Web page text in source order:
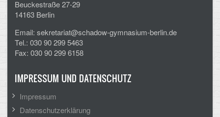
Beuckestraße 27-29
14163 Berlin
Email: sekretariat@schadow-gymnasium-berlin.de
Tel.: 030 90 299 5463
Fax: 030 90 299 6158
IMPRESSUM UND DATENSCHUTZ
Impressum
Datenschutzerklärung